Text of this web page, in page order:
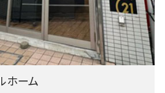
歩17分
キッチンから…
3,680万円
ホーム